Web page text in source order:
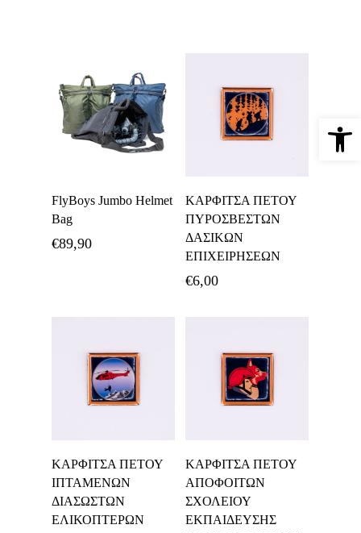
FlyBoys Jumbo Helmet
Bag
€89,90
Καλάθι
ΚΑΡΦΙΤΣΑ ΠΕΤΟΥ
ΠΥΡΟΣΒΕΣΤΩΝ
ΔΑΣΙΚΩΝ
ΕΠΙΧΕΙΡΗΣΕΩΝ
€6,00
Καλάθι
ΚΑΡΦΙΤΣΑ ΠΕΤΟΥ
ΙΠΤΑΜΕΝΩΝ
ΔΙΑΣΩΣΤΩΝ
ΕΛΙΚΟΠΤΕΡΩΝ
Καλάθι
ΚΑΡΦΙΤΣΑ ΠΕΤΟΥ
ΑΠΟΦΟΙΤΩΝ
ΣΧΟΛΕΙΟΥ
ΕΚΠΑΙΔΕΥΣΗΣ